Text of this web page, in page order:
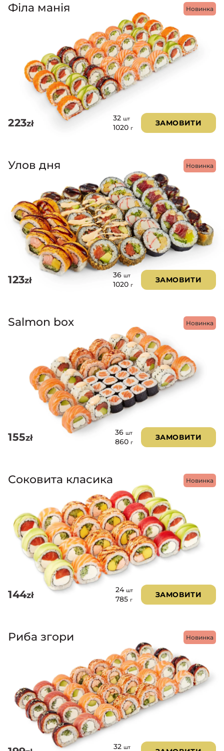
Новинка
Філа манія
223zł
32 шт
1020 г
ЗАМОВИТИ
Новинка
Улов дня
123zł
36 шт
1020 г
ЗАМОВИТИ
Новинка
Salmon box
155zł
36 шт
860 г
ЗАМОВИТИ
Новинка
Соковита класика
144zł
24 шт
785 г
ЗАМОВИТИ
Новинка
Риба згори
32 шт